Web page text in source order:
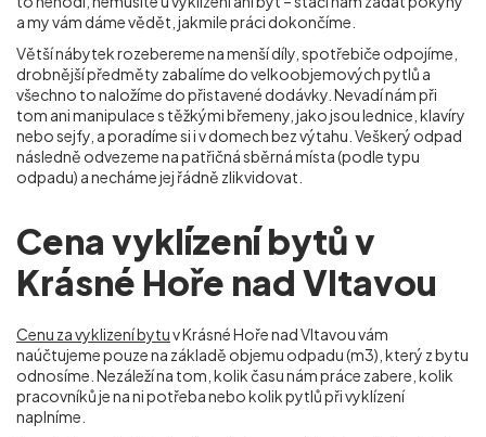
a my vám dáme vědět, jakmile práci dokončíme.
Větší nábytek rozebereme na menší díly, spotřebiče odpojíme,
drobnější předměty zabalíme do velkoobjemových pytlů a
všechno to naložíme do přistavené dodávky. Nevadí nám při
tom ani manipulace s těžkými břemeny, jako jsou lednice, klavíry
nebo sejfy, a poradíme si i v domech bez výtahu. Veškerý odpad
následně odvezeme na patřičná sběrná místa (podle typu
odpadu) a necháme jej řádně zlikvidovat.
Cena vyklízení bytů v
Krásné Hoře nad Vltavou
Cenu za vyklizení bytuv Krásné Hoře nad Vltavou vám
naúčtujeme pouze na základě objemu odpadu (m3), který z bytu
odnosíme. Nezáleží na tom, kolik času nám práce zabere, kolik
pracovníků je na ni potřeba nebo kolik pytlů při vyklízení
naplníme.